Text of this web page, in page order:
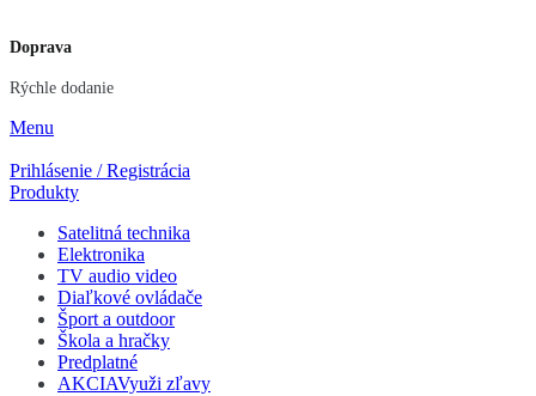
Doprava
Rýchle dodanie
Menu
Prihlásenie / Registrácia
Produkty
Satelitná technika
Elektronika
TV audio video
Diaľkové ovládače
Šport a outdoor
Škola a hračky
Predplatné
AKCIAVyuži zľavy